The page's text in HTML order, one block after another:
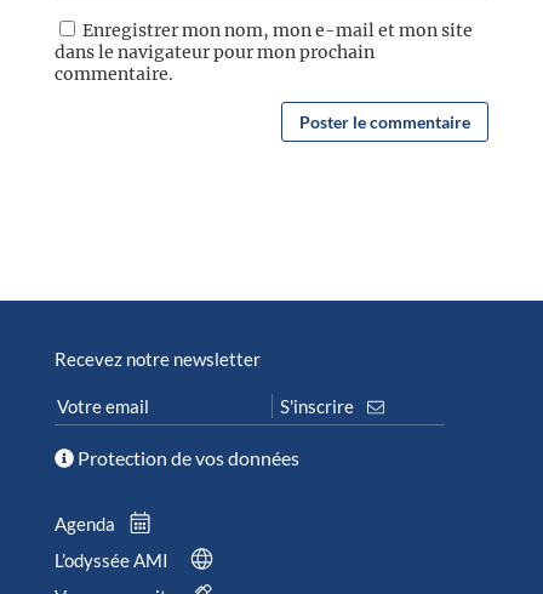
Enregistrer mon nom, mon e-mail et mon site
dans le navigateur pour mon prochain
commentaire.
Recevez notre newsletter
Protection de vos données
Agenda
L’odyssée AMI